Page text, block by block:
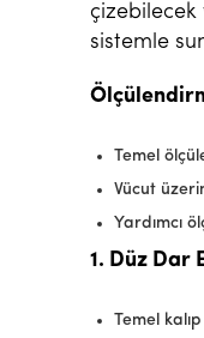
çizebilecek
sistemle
Temel
Vücut
Yardımcı
1. Düz Dar
Temel